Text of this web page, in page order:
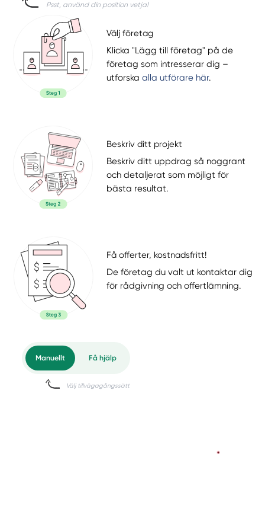
Psst, använd din position vetja!
Välj företag
Klicka "Lägg till företag" på de
företag som intresserar dig –
utforskaalla utförare här.
Beskriv ditt projekt
Beskriv ditt uppdrag så noggrant
och detaljerat som möjligt för
bästa resultat.
Få offerter, kostnadsfritt!
De företag du valt ut kontaktar dig
för rådgivning och offertlämning.